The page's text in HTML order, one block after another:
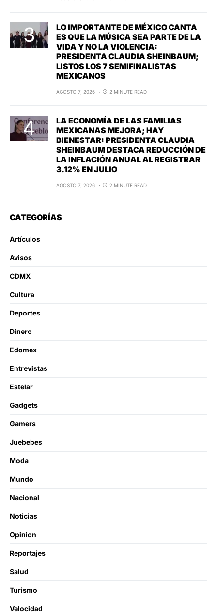
LO IMPORTANTE DE MÉXICO CANTA
ES QUE LA MÚSICA SEA PARTE DE LA
VIDA Y NO LA VIOLENCIA:
PRESIDENTA CLAUDIA SHEINBAUM;
LISTOS LOS 7 SEMIFINALISTAS
MEXICANOS
AGOSTO 7, 2026 2 MINUTE READ
LA ECONOMÍA DE LAS FAMILIAS
MEXICANAS MEJORA; HAY
BIENESTAR: PRESIDENTA CLAUDIA
SHEINBAUM DESTACA REDUCCIÓN DE
LA INFLACIÓN ANUAL AL REGISTRAR
3.12% EN JULIO
AGOSTO 7, 2026 2 MINUTE READ
CATEGORÍAS
Artículos
Avisos
CDMX
Cultura
Deportes
Dinero
Edomex
Entrevistas
Estelar
Gadgets
Gamers
Juebebes
Moda
Mundo
Nacional
Noticias
Opinion
Reportajes
Salud
Turismo
Velocidad